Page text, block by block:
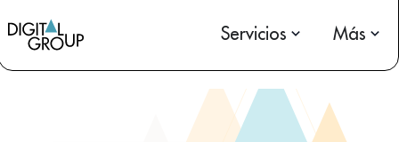
Servicios Más